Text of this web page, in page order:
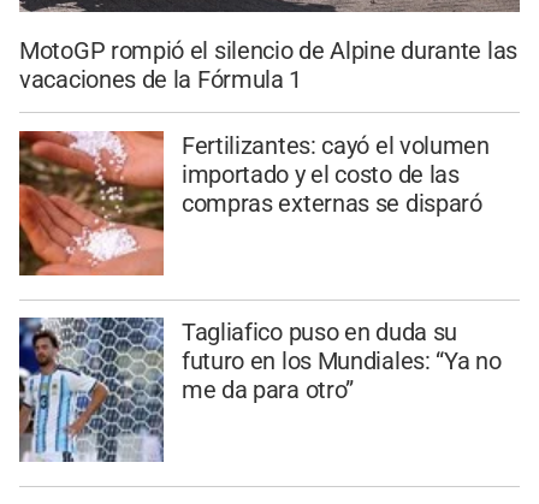
MotoGP rompió el silencio de Alpine durante las
vacaciones de la Fórmula 1
Fertilizantes: cayó el volumen
importado y el costo de las
compras externas se disparó
Tagliafico puso en duda su
futuro en los Mundiales: “Ya no
me da para otro”